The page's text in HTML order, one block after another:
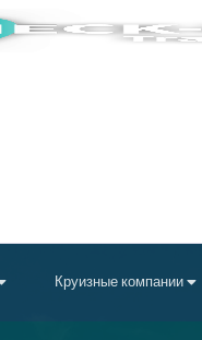
Круизные компании